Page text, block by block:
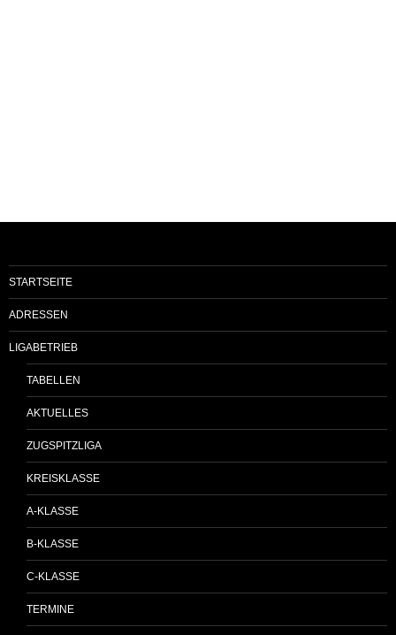
STARTSEITE
ADRESSEN
LIGABETRIEB
TABELLEN
AKTUELLES
ZUGSPITZLIGA
KREISKLASSE
A-KLASSE
B-KLASSE
C-KLASSE
TERMINE